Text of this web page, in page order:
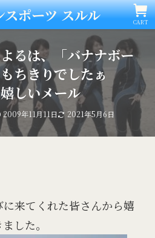
ポーツ スルル CART
よるは、「バナナボー
ちきりでしたぁ
しいメール
2009年11月11日 2021年5月6日
来てくれた皆さんから嬉
した。